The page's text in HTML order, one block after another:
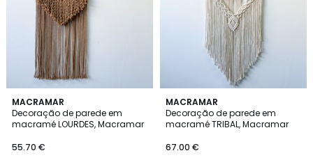
MACRAMAR
Decoração de parede em
macramé LOURDES, Macramar
55.70 €
MACRAMAR
Decoração de parede em
macramé TRIBAL, Macramar
67.00 €